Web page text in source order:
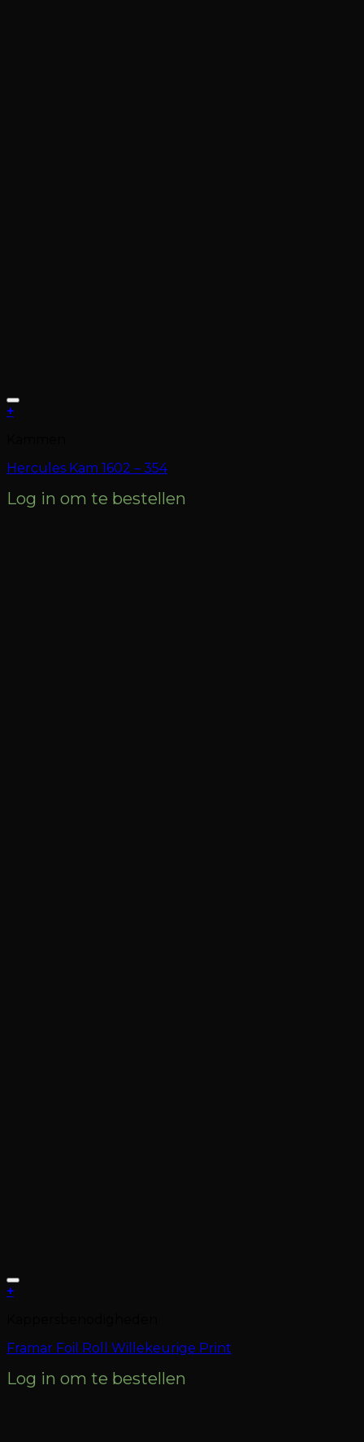
+
Hercules Kam 1602 – 354
Log in om te bestellen
+
Framar Foil Roll Willekeurige Print
Log in om te bestellen